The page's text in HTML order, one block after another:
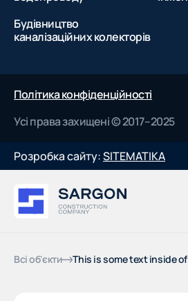
Будівництво
каналізаційних колекторів
Усі права захищені © 2017–2025
Політика конфіденційності
Розробка сайту:SITEMATIKA
Всі об'єкти This is some text inside